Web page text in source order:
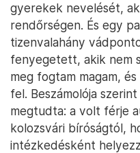
gyerekek nevelését,
rendőrségen. És egy
tizenvalahány
fenyegetett, akik nem
meg fogtam magam,
fel. Beszámolója
megtudta: a volt férje
kolozsvári bíróságtól,
intézkedésként